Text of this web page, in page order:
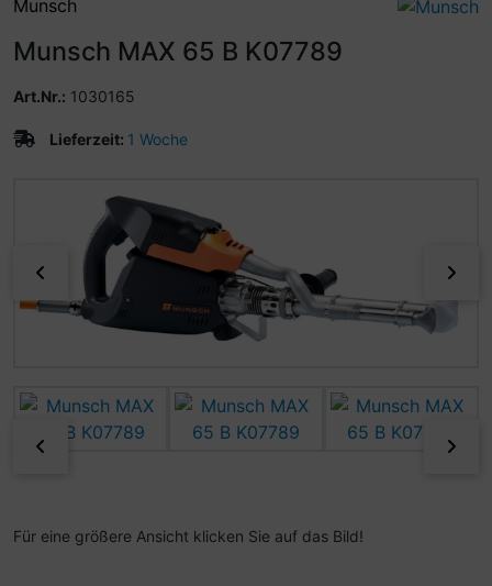
Munsch
Munsch MAX 65 B K07789
Art.Nr.: 1030165
Lieferzeit: 1 Woche
zurück
Für eine größere Ansicht klicken Sie auf das Bild!